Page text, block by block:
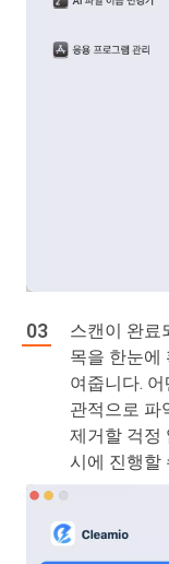
스캔이 완료
목을 한눈에
여줍니다.
관적으로 파
제거할 걱정
시에 진행할